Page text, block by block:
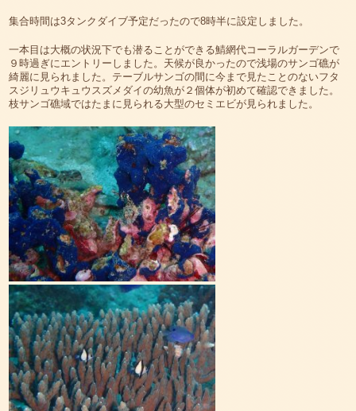
集合時間は3タンクダイブ予定だったので8時半に設定しました。
一本目は大概の状況下でも潜ることができる鯖網代コーラルガーデンで
９時過ぎにエントリーしました。天候が良かったので浅場のサンゴ礁が
綺麗に見られました。テーブルサンゴの間に今まで見たことのないフタ
スジリュウキュウスズメダイの幼魚が２個体が初めて確認できました。
枝サンゴ礁域ではたまに見られる大型のセミエビが見られました。